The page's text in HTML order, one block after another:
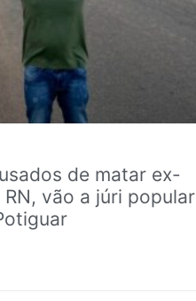
de matar ex-
vão a júri popular